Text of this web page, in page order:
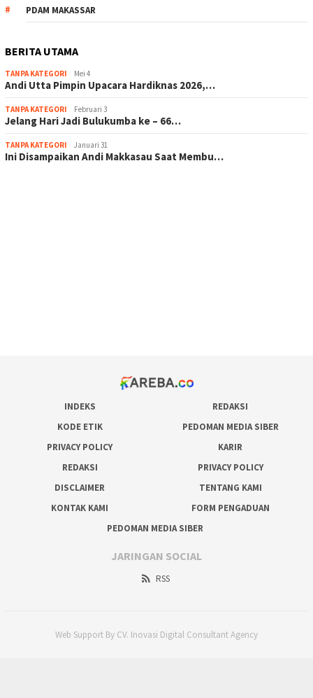
PDAM MAKASSAR
BERITA UTAMA
TANPA KATEGORI Mei 4
Andi Utta Pimpin Upacara Hardiknas 2026,…
TANPA KATEGORI Februari 3
Jelang Hari Jadi Bulukumba ke – 66…
TANPA KATEGORI Januari 31
Ini Disampaikan Andi Makkasau Saat Membu…
INDEKS
REDAKSI
KODE ETIK
PEDOMAN MEDIA SIBER
PRIVACY POLICY
KARIR
REDAKSI
PRIVACY POLICY
DISCLAIMER
TENTANG KAMI
KONTAK KAMI
FORM PENGADUAN
PEDOMAN MEDIA SIBER
JARINGAN SOCIAL
RSS
Web Support By CV. Inovasi Digital Consultant Agency